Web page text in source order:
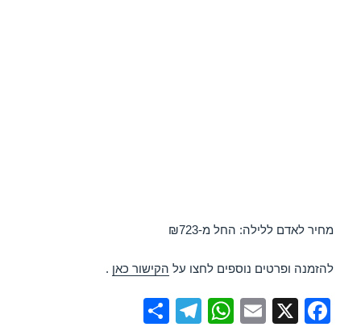
מחיר לאדם ללילה: החל מ-₪723
להזמנה ופרטים נוספים לחצו על הקישור כאן .
F
X
E
W
T